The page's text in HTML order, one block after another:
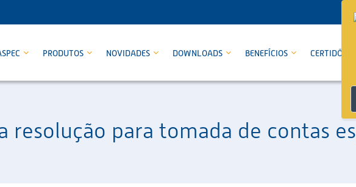
PRODUTOS NOVIDADES DOWNLOADS BENEFÍCIOS CERTIDÕES
resolução para tomada de contas